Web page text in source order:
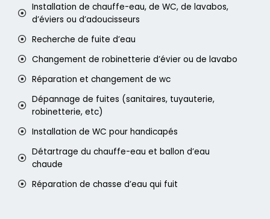
Installation de chauffe-eau, de WC, de lavabos,
d’éviers ou d’adoucisseurs
Recherche de fuite d’eau
Changement de robinetterie d’évier ou de lavabo
Réparation et changement de wc
Dépannage de fuites (sanitaires, tuyauterie,
robinetterie, etc)
Installation de WC pour handicapés
Détartrage du chauffe-eau et ballon d’eau
chaude
Réparation de chasse d’eau qui fuit